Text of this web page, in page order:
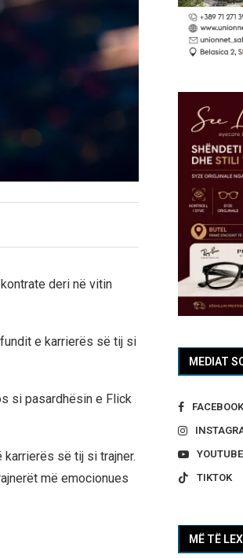
deri në vitin
e karrierës së tij si
si pasardhësin e Flick
së tij si trajner.
më emocionues
MEDIAT
FACEBOOK
YOUTUBE
TIKTOK
MË TË